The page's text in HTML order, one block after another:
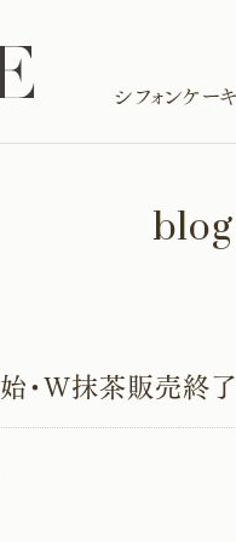
・W抹茶販売終